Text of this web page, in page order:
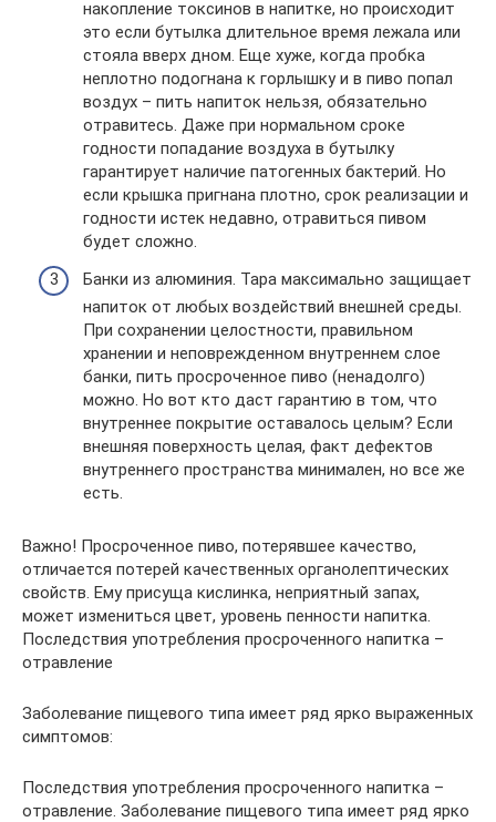
накопление токсинов в напитке, но происходит
это если бутылка длительное время лежала или
стояла вверх дном. Еще хуже, когда пробка
неплотно подогнана к горлышку и в пиво попал
воздух – пить напиток нельзя, обязательно
отравитесь. Даже при нормальном сроке
годности попадание воздуха в бутылку
гарантирует наличие патогенных бактерий. Но
если крышка пригнана плотно, срок реализации и
годности истек недавно, отравиться пивом
будет сложно.
Банки из алюминия. Тара максимально защищает
напиток от любых воздействий внешней среды.
При сохранении целостности, правильном
хранении и неповрежденном внутреннем слое
банки, пить просроченное пиво (ненадолго)
можно. Но вот кто даст гарантию в том, что
внутреннее покрытие оставалось целым? Если
внешняя поверхность целая, факт дефектов
внутреннего пространства минимален, но все же
есть.
Важно! Просроченное пиво, потерявшее качество,
отличается потерей качественных органолептических
свойств. Ему присуща кислинка, неприятный запах,
может измениться цвет, уровень пенности напитка.
Последствия употребления просроченного напитка –
отравление
Заболевание пищевого типа имеет ряд ярко выраженных
симптомов:
Последствия употребления просроченного напитка –
отравление. Заболевание пищевого типа имеет ряд ярко